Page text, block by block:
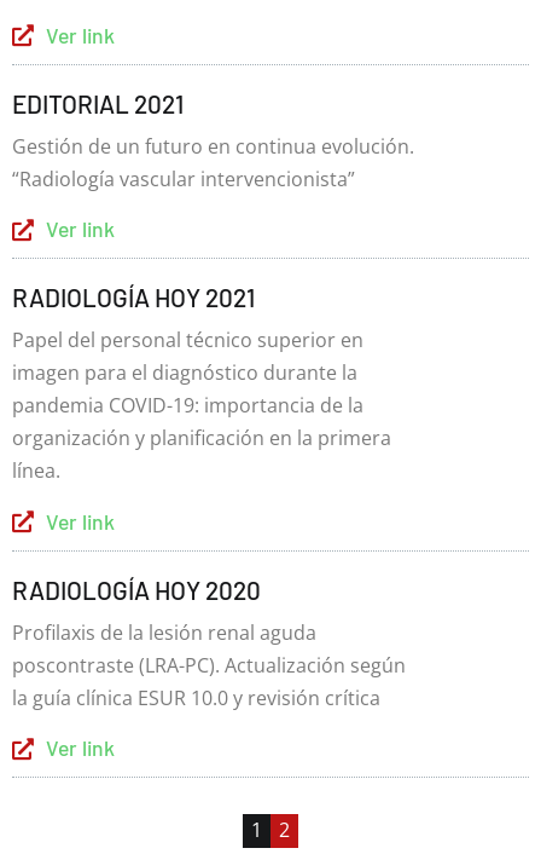
Ver link
EDITORIAL 2021
Gestión de un futuro en continua evolución.
“Radiología vascular intervencionista”
Ver link
RADIOLOGÍA HOY 2021
Papel del personal técnico superior en
imagen para el diagnóstico durante la
pandemia COVID-19: importancia de la
organización y planificación en la primera
línea.
Ver link
RADIOLOGÍA HOY 2020
Profilaxis de la lesión renal aguda
poscontraste (LRA-PC). Actualización según
la guía clínica ESUR 10.0 y revisión crítica
Ver link
1 2